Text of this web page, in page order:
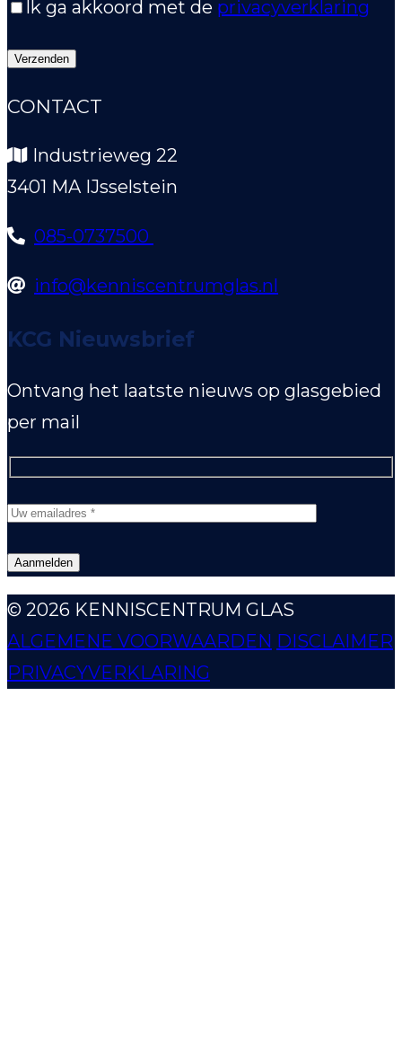
Ik ga akkoord met de privacyverklaring
CONTACT
Industrieweg 22
3401 MA IJsselstein
085-0737500
info@kenniscentrumglas.nl
KCG Nieuwsbrief
Ontvang het laatste nieuws op glasgebied
per mail
© 2026 KENNISCENTRUM GLAS
ALGEMENE VOORWAARDEN DISCLAIMER
PRIVACYVERKLARING